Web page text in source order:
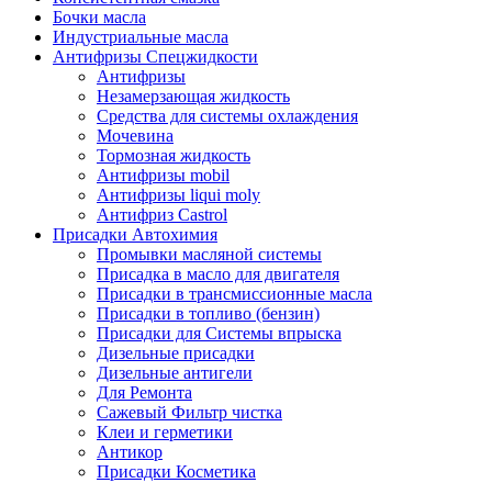
Бочки масла
Индустриальные масла
Антифризы Спецжидкости
Антифризы
Незамерзающая жидкость
Средства для системы охлаждения
Мочевина
Тормозная жидкость
Антифризы mobil
Антифризы liqui moly
Антифриз Castrol
Присадки Автохимия
Промывки масляной системы
Присадка в масло для двигателя
Присадки в трансмиссионные масла
Присадки в топливо (бензин)
Присадки для Системы впрыска
Дизельные присадки
Дизельные антигели
Для Ремонта
Сажевый Фильтр чистка
Клеи и герметики
Антикор
Присадки Косметика